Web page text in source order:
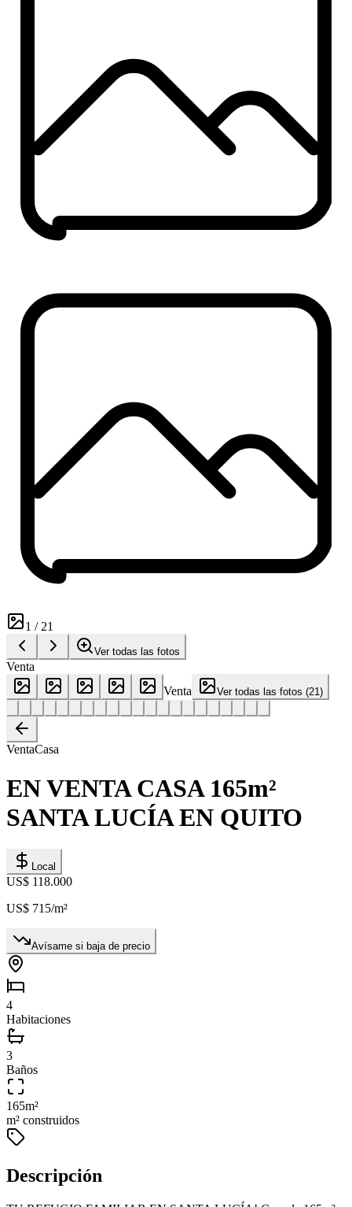
1 /21
Ver todas las fotos
Venta
Venta
Ver todas las fotos (21)
VentaCasa
EN VENTA CASA 165m²
SANTA LUCÍA EN QUITO
Local
US$ 118.000
US$ 715/m²
Avísame si baja de precio
4
Habitaciones
3
Baños
165m²
m² construidos
Descripción